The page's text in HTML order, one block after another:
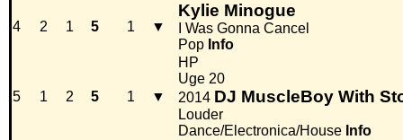
4 2 1 5 1 ▼
Kylie Minogue
I Was Gonna Cancel
Pop Info
5 1 2 5 1 ▼
HP
Uge 20
2014 DJ MuscleBoy With
Louder
Dance/Electronica/House Info